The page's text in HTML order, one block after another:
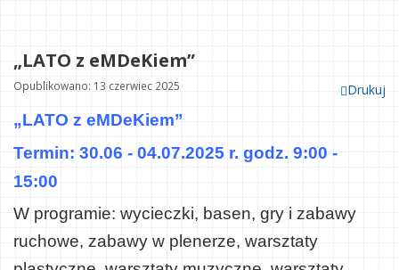
„LATO z eMDeKiem”
Drukuj
Opublikowano: 13 czerwiec 2025
„LATO z eMDeKiem”
Termin: 30.06 - 04.07.2025 r. godz. 9:00 -
15:00
W programie: wycieczki, basen, gry i zabawy
ruchowe, zabawy w plenerze, warsztaty